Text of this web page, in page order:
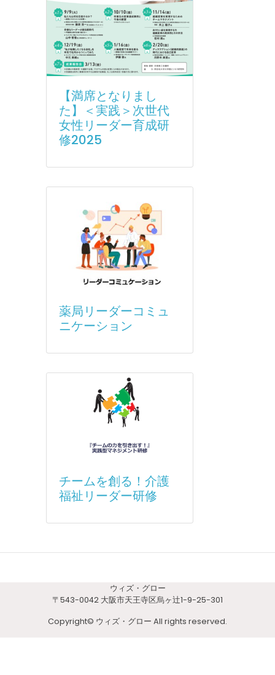
【満席となりまし
た】＜実践＞次世代
女性リーダー育成研
修2025
薬局リーダーコミュ
ニケーション
チームを創る！介護
福祉リーダー研修
ウィズ・グロー
〒543-0042 大阪市天王寺区烏ヶ辻1-9-25-301
Copyright© ウィズ・グロー All rights reserved.